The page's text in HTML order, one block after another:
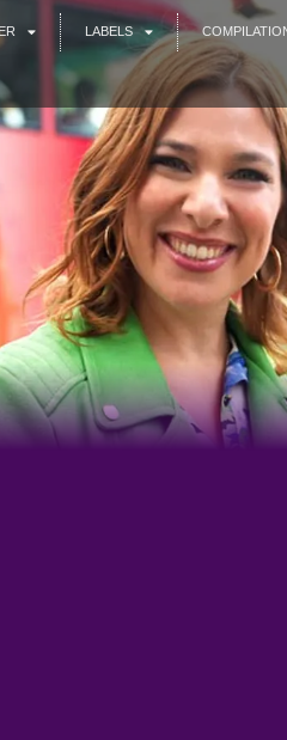
LABELS